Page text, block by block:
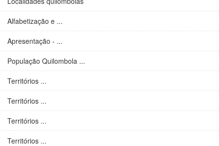
Alfabetização e ...
Apresentação - ...
População Quilombola ...
Territórios ...
Territórios ...
Territórios ...
Territórios ...